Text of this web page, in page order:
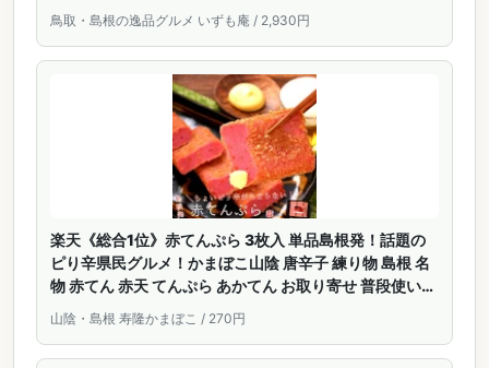
げ お中元 お歳暮 内祝い
鳥取・島根の逸品グルメ いずも庵 / 2,930円
楽天《総合1位》赤てんぷら 3枚入 単品島根発！話題の
ピり辛県民グルメ！かまぼこ山陰 唐辛子 練り物 島根 名
物 赤てん 赤天 てんぷら あかてん お取り寄せ 普段使い
おかず おつまみ 帰省 土産 ソウルフード ビール おうちご
はん ご当地 グルメ ビール【RCP】
山陰・島根 寿隆かまぼこ / 270円